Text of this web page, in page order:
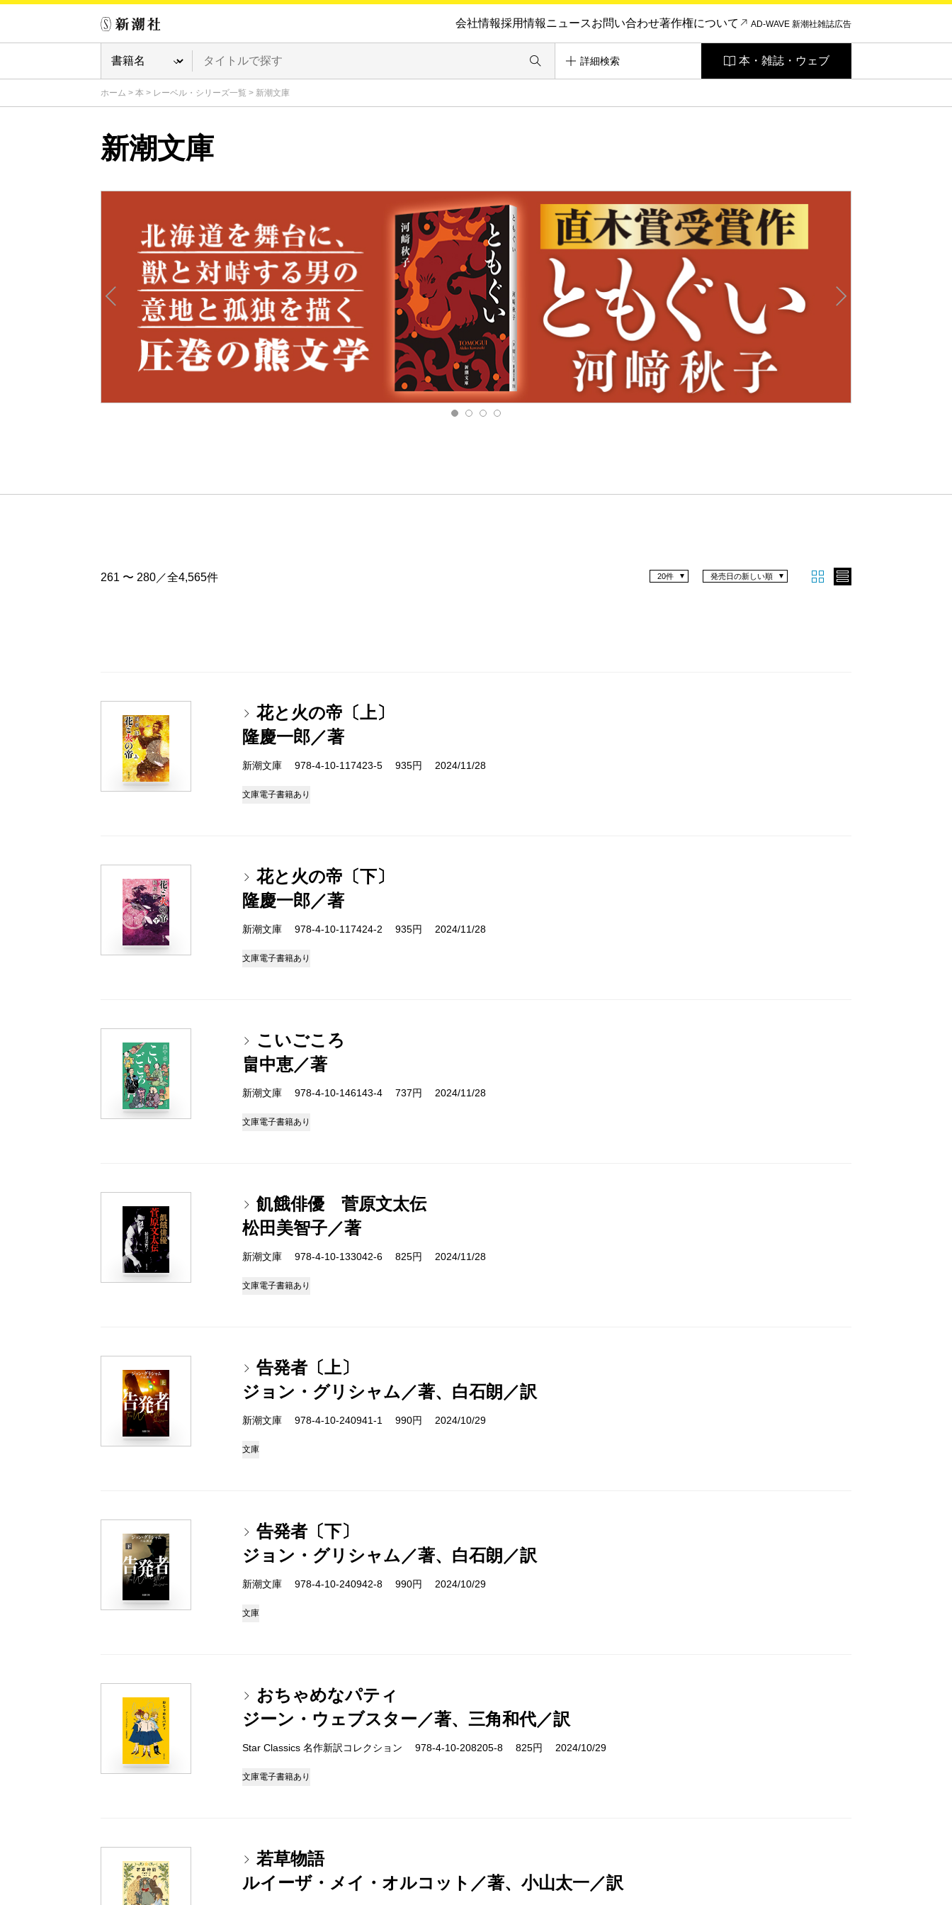
会社情報採用情報ニュースお問い合わせ著作権について AD-WAVE 新潮社雑誌広告
詳細検索 本・雑誌・ウェブ
ホーム > 本 > レーベル・シリーズ一覧 > 新潮文庫
新潮文庫
261 〜 280／全4,565件 発売日の新しい順
20件
花と火の帝〔上〕
隆慶一郎／著
新潮文庫 978-4-10-117423-5 935円 2024/11/28
文庫電子書籍あり
花と火の帝〔下〕
隆慶一郎／著
新潮文庫 978-4-10-117424-2 935円 2024/11/28
文庫電子書籍あり
こいごころ
畠中恵／著
新潮文庫 978-4-10-146143-4 737円 2024/11/28
文庫電子書籍あり
飢餓俳優 菅原文太伝
松田美智子／著
新潮文庫 978-4-10-133042-6 825円 2024/11/28
文庫電子書籍あり
告発者〔上〕
ジョン・グリシャム／著、白石朗／訳
新潮文庫 978-4-10-240941-1 990円 2024/10/29
文庫
告発者〔下〕
ジョン・グリシャム／著、白石朗／訳
新潮文庫 978-4-10-240942-8 990円 2024/10/29
文庫
おちゃめなパティ
ジーン・ウェブスター／著、三角和代／訳
Star Classics 名作新訳コレクション 978-4-10-208205-8 825円 2024/10/29
文庫電子書籍あり
若草物語
ルイーザ・メイ・オルコット／著、小山太一／訳